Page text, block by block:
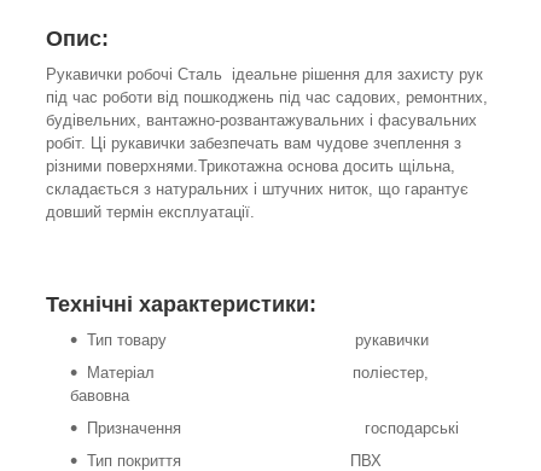
Опис:
Рукавички робочі Сталь ідеальне рішення для захисту рук
під час роботи від пошкоджень під час садових, ремонтних,
будівельних, вантажно-розвантажувальних і фасувальних
робіт. Ці рукавички забезпечать вам чудове зчеплення з
різними поверхнями.Трикотажна основа досить щільна,
складається з натуральних і штучних ниток, що гарантує
довший термін експлуатації.
Технічні характеристики:
Тип товару рукавички
Матеріал поліестер,
бавовна
Призначення господарські
Тип покриття ПВХ